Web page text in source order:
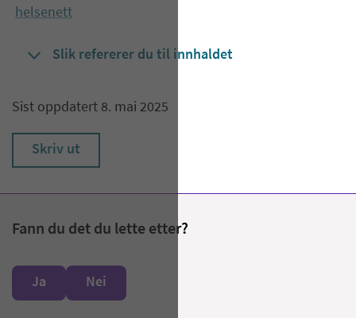
helsenett
Slik refererer du til innhaldet
Sist oppdatert 8. mai 2025
Skriv ut
Fann du det du lette etter?
Ja Nei